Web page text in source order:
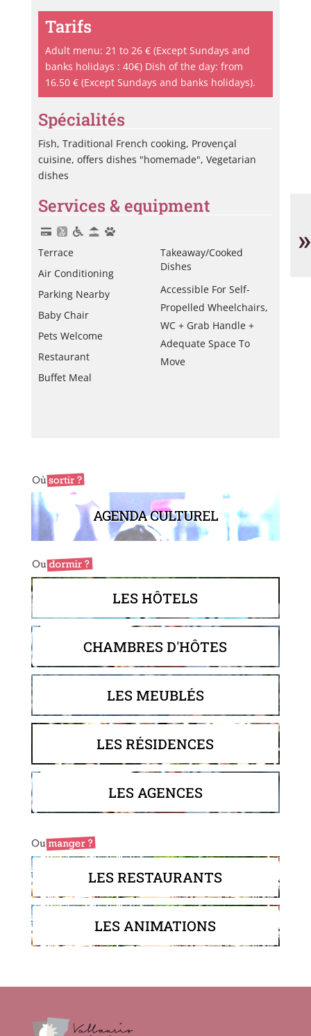
»
Tarifs
Adult menu: 21 to 26 € (Except Sundays and
banks holidays : 40€) Dish of the day: from
16.50 € (Except Sundays and banks holidays).
Spécialités
Fish, Traditional French cooking, Provençal
cuisine, offers dishes "homemade", Vegetarian
dishes
Services & equipment
Terrace
Air Conditioning
Parking Nearby
Baby Chair
Pets Welcome
Restaurant
Buffet Meal
Takeaway/cooked
Dishes
Accessible For Self-
Propelled Wheelchairs,
WC + Grab Handle +
Adequate Space To
Move
AGENDA CULTUREL
LES HÔTELS
CHAMBRES D'HÔTES
LES MEUBLÉS
LES RÉSIDENCES
LES AGENCES
LES RESTAURANTS
LES ANIMATIONS